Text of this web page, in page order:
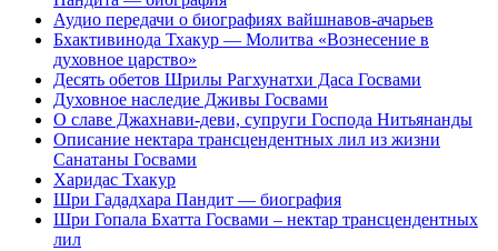
Аудио передачи о биографиях вайшнавов-ачарьев
Бхактивинода Тхакур — Молитва «Вознесение в
духовное царство»
Десять обетов Шрилы Рагхунатхи Даса Госвами
Духовное наследие Дживы Госвами
О славе Джахнави-деви, супруги Господа Нитьянанды
Описание нектара трансцендентных лил из жизни
Санатаны Госвами
Харидас Тхакур
Шри Гададхара Пандит — биография
Шри Гопала Бхатта Госвами – нектар трансцендентных
лил